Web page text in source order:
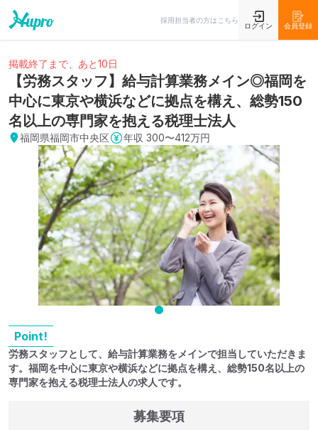
採用担当者の方はこちら
ログイン 会員登録
掲載終了まで、あと10日
【労務スタッフ】給与計算業務メイン◎福岡を
中心に東京や横浜などに拠点を構え、総勢150
名以上の専門家を抱える税理士法人
福岡県福岡市中央区 年収 300〜412万円
Point!
労務スタッフとして、給与計算業務をメインで担当していただきま
す。福岡を中心に東京や横浜などに拠点を構え、総勢150名以上の
専門家を抱える税理士法人の求人です。
募集要項